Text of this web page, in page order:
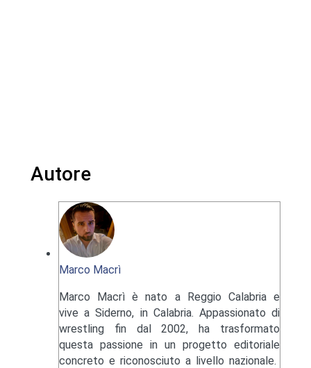
Autore
Marco Macrì
Marco Macrì è nato a Reggio Calabria e
vive a Siderno, in Calabria. Appassionato di
wrestling fin dal 2002, ha trasformato
questa passione in un progetto editoriale
concreto e riconosciuto a livello nazionale.